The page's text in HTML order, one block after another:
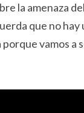
la amenaza
que no hay
vamos a